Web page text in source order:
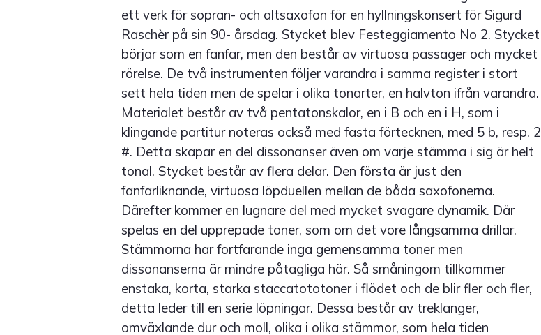
ett verk för sopran- och altsaxofon för en hyllningskonsert för Sigurd
Raschèr på sin 90- årsdag. Stycket blev Festeggiamento No 2. Stycket
börjar som en fanfar, men den består av virtuosa passager och mycket
rörelse. De två instrumenten följer varandra i samma register i stort
sett hela tiden men de spelar i olika tonarter, en halvton ifrån varandra.
Materialet består av två pentatonskalor, en i B och en i H, som i
klingande partitur noteras också med fasta förtecknen, med 5 b, resp. 2
#. Detta skapar en del dissonanser även om varje stämma i sig är helt
tonal. Stycket består av flera delar. Den första är just den
fanfarliknande, virtuosa löpduellen mellan de båda saxofonerna.
Därefter kommer en lugnare del med mycket svagare dynamik. Där
spelas en del upprepade toner, som om det vore långsamma drillar.
Stämmorna har fortfarande inga gemensamma toner men
dissonanserna är mindre påtagliga här. Så småningom tillkommer
enstaka, korta, starka staccatototoner i flödet och de blir fler och fler,
detta leder till en serie löpningar. Dessa består av treklanger,
omväxlande dur och moll, olika i olika stämmor, som hela tiden